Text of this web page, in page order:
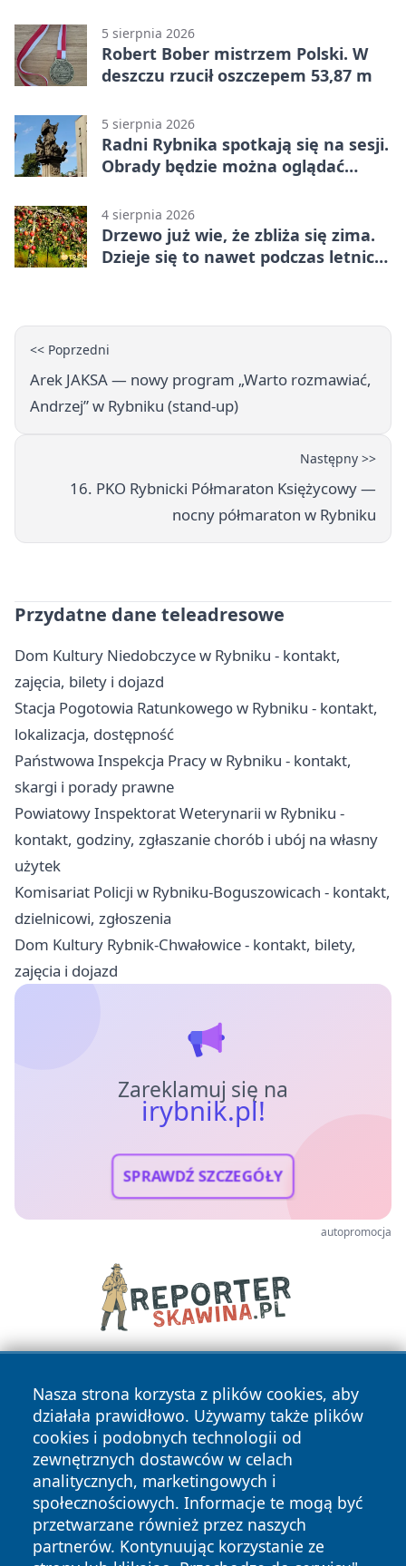
5 sierpnia 2026
Robert Bober mistrzem Polski. W
deszczu rzucił oszczepem 53,87 m
5 sierpnia 2026
Radni Rybnika spotkają się na sesji.
Obrady będzie można oglądać
4 sierpnia 2026
Drzewo już wie, że zbliża się zima.
Dzieje się to nawet podczas letnich
<< Poprzedni
Arek JAKSA — nowy program „Warto rozmawiać,
Andrzej” w Rybniku (stand-up)
Następny >>
16. PKO Rybnicki Półmaraton Księżycowy —
nocny półmaraton w Rybniku
Przydatne dane teleadresowe
Dom Kultury Niedobczyce w Rybniku - kontakt,
zajęcia, bilety i dojazd
Stacja Pogotowia Ratunkowego w Rybniku - kontakt,
lokalizacja, dostępność
Państwowa Inspekcja Pracy w Rybniku - kontakt,
skargi i porady prawne
Powiatowy Inspektorat Weterynarii w Rybniku -
kontakt, godziny, zgłaszanie chorób i ubój na własny
użytek
Komisariat Policji w Rybniku-Boguszowicach - kontakt,
dzielnicowi, zgłoszenia
Dom Kultury Rybnik-Chwałowice - kontakt, bilety,
zajęcia i dojazd
Zareklamuj się na
irybnik.pl!
SPRAWDŹ SZCZEGÓŁY
autopromocja
Nasza strona korzysta z plików cookies, aby
działała prawidłowo. Używamy także plików
cookies i podobnych technologii od
zewnętrznych dostawców w celach
analitycznych, marketingowych i
społecznościowych. Informacje te mogą być
przetwarzane również przez naszych
partnerów. Kontynuując korzystanie ze
Copyright © 2026 irybnik.pl Wszystkie prawa zastrzeżone.
News Autorzy
Polityka
Polityka